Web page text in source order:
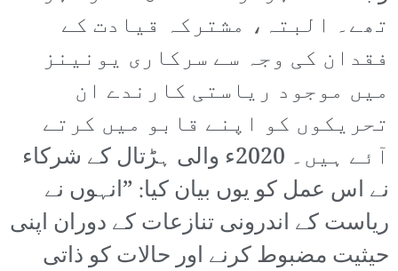
تھے۔ البتہ، مشترکہ قیادت کے
فقدان کی وجہ سے سرکاری یونینز
میں موجود ریاستی کارندے ان
تحریکوں کو اپنے قابو میں کرتے
آئے ہیں۔ 2020ء والی ہڑتال کے شرکاء
نے اس عمل کو یوں بیان کیا: ”انہوں نے
ریاست کے اندرونی تنازعات کے دوران اپنی
حیثیت مضبوط کرنے اور حالات کو ذاتی